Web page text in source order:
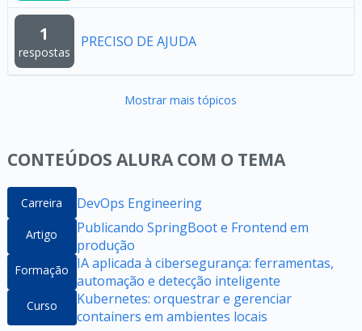
1
respostas
PRECISO DE AJUDA
Mostrar mais tópicos
CONTEÚDOS ALURA COM O TEMA
Carreira DevOps Engineering
Artigo
Publicando SpringBoot e Frontend em
produção
Formação
IA aplicada à cibersegurança: ferramentas,
automação e detecção inteligente
Curso
Kubernetes: orquestrar e gerenciar
containers em ambientes locais